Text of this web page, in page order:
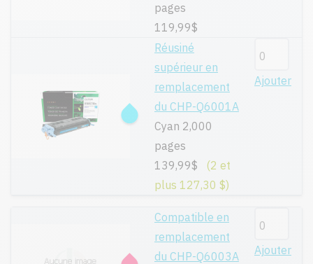
pages
119,99$
Réusiné
supérieur en
remplacement
du CHP-Q6001A
Cyan 2,000
pages
139,99$
(2 et
plus 127,30 $)
Ajouter
Compatible en
remplacement
du CHP-Q6003A
Ajouter